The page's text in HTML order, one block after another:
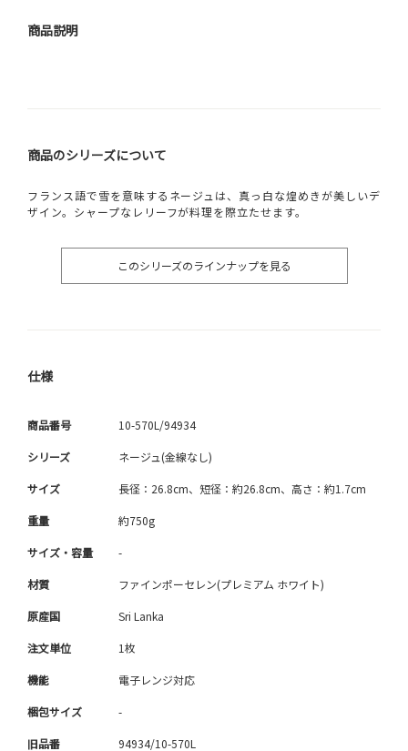
商品説明
商品のシリーズについて
フランス語で雪を意味するネージュは、真っ白な煌めきが美しいデ
ザイン。シャープなレリーフが料理を際立たせます。
このシリーズのラインナップを見る
仕様
商品番号 10-570L/94934
シリーズ ネージュ(金線なし)
サイズ 長径：26.8cm、短径：約26.8cm、高さ：約1.7cm
重量 約750g
サイズ・容量 -
材質 ファインポーセレン(プレミアム ホワイト)
原産国 Sri Lanka
注文単位 1枚
機能 電子レンジ対応
梱包サイズ -
旧品番 94934/10-570L